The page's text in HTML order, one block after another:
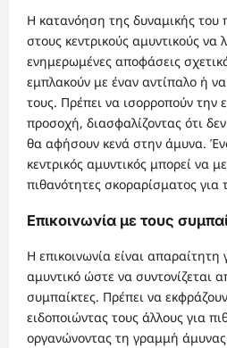
Η κατανόηση της δυναμικής του
στους κεντρικούς αμυντικούς να
ενημερωμένες αποφάσεις
εμπλακούν με έναν αντίπαλο ή
τους. Πρέπει να ισορροπούν την
προσοχή, διασφαλίζοντας ότι
θα αφήσουν κενά στην άμυνα.
κεντρικός αμυντικός μπορεί να
πιθανότητες σκοραρίσματος
Επικοινωνία με τους
Η επικοινωνία είναι απαραίτητη
αμυντικό ώστε να συντονίζεται
συμπαίκτες. Πρέπει να
ειδοποιώντας τους άλλους για
οργανώνοντας τη γραμμή